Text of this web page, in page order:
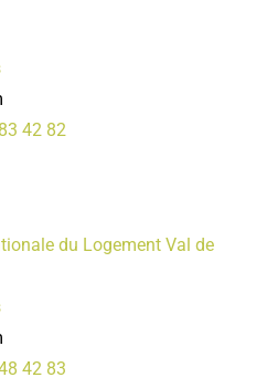
42 82
du Logement Val de
42 83